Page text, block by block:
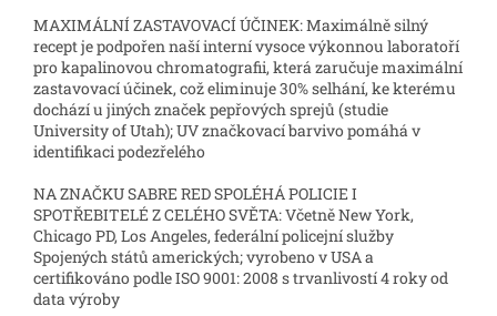
MAXIMÁLNÍ ZASTAVOVACÍ ÚČINEK: Maximálně silný
recept je podpořen naší interní vysoce výkonnou laboratoří
pro kapalinovou chromatografii, která zaručuje maximální
zastavovací účinek, což eliminuje 30% selhání, ke kterému
dochází u jiných značek pepřových sprejů (studie
University of Utah); UV značkovací barvivo pomáhá v
identifikaci podezřelého
NA ZNAČKU SABRE RED SPOLÉHÁ POLICIE I
SPOTŘEBITELÉ Z CELÉHO SVĚTA: Včetně New York,
Chicago PD, Los Angeles, federální policejní služby
Spojených států amerických; vyrobeno v USA a
certifikováno podle ISO 9001: 2008 s trvanlivostí 4 roky od
data výroby